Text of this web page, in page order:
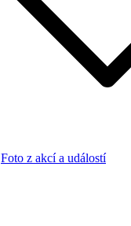
Foto z akcí a událostí